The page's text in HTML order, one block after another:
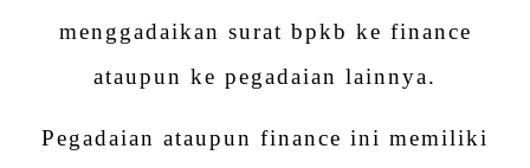
menggadaikan surat bpkb ke finance
ataupun ke pegadaian lainnya.
Pegadaian ataupun finance ini memiliki